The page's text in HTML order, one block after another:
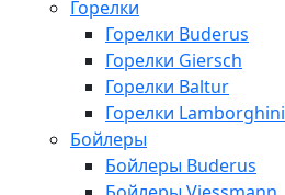
Горелки
Горелки Buderus
Горелки Giersch
Горелки Baltur
Горелки Lamborghini
Бойлеры
Бойлеры Buderus